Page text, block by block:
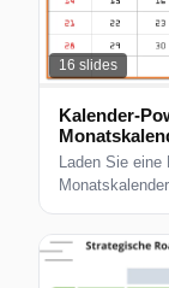
16 slides
Kalender-
Laden Sie eine